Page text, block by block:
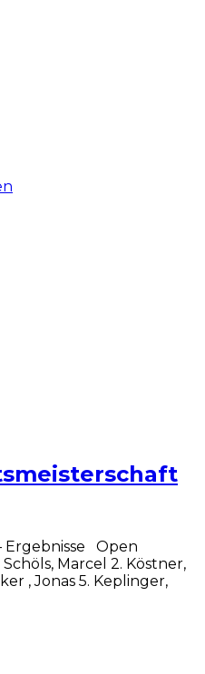
Ergebnisse Open
Marcel 2. Köstner,
, Jonas 5. Keplinger,